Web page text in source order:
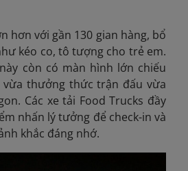
hơn với gần 130 gian hàng, bổ
kéo co, tô tượng cho trẻ em.
còn có màn hình lớn chiếu
vừa thưởng thức trận đấu vừa
Các xe tải Food Trucks đầy
nhấn lý tưởng để check-in và
khắc đáng nhớ.